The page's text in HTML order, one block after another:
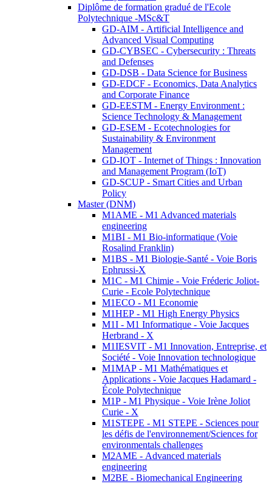
Diplôme de formation gradué de l'Ecole
Polytechnique -MSc&T
GD-AIM - Artificial Intelligence and
Advanced Visual Computing
GD-CYBSEC - Cybersecurity : Threats
and Defenses
GD-DSB - Data Science for Business
GD-EDCF - Economics, Data Analytics
and Corporate Finance
GD-EESTM - Energy Environment :
Science Technology & Management
GD-ESEM - Ecotechnologies for
Sustainability & Environment
Management
GD-IOT - Internet of Things : Innovation
and Management Program (IoT)
GD-SCUP - Smart Cities and Urban
Policy
Master (DNM)
M1AME - M1 Advanced materials
engineering
M1BI - M1 Bio-informatique (Voie
Rosalind Franklin)
M1BS - M1 Biologie-Santé - Voie Boris
Ephrussi-X
M1C - M1 Chimie - Voie Fréderic Joliot-
Curie - Ecole Polytechnique
M1ECO - M1 Economie
M1HEP - M1 High Energy Physics
M1I - M1 Informatique - Voie Jacques
Herbrand - X
M1IESVIT - M1 Innovation, Entreprise, et
Société - Voie Innovation technologique
M1MAP - M1 Mathématiques et
Applications - Voie Jacques Hadamard -
École Polytechnique
M1P - M1 Physique - Voie Irène Joliot
Curie - X
M1STEPE - M1 STEPE - Sciences pour
les défis de l'environnement/Sciences for
environmentals challenges
M2AME - Advanced materials
engineering
M2BE - Biomechanical Engineering